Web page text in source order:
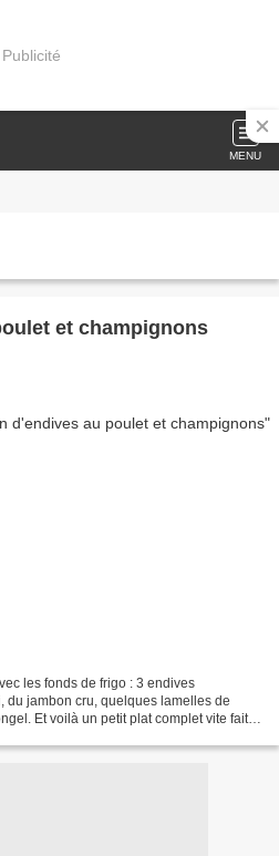
Publicité
MENU
et champignons
les fonds de frigo : 3 endives
du jambon cru, quelques lamelles de
Et voilà un petit plat complet vite fait,